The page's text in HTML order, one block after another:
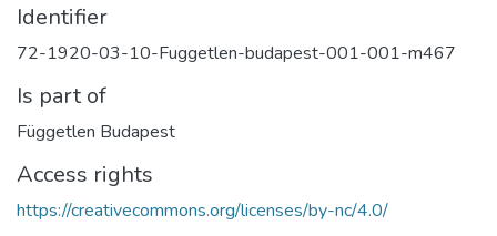
Identifier
72-1920-03-10-Fuggetlen-budapest-001-001-m467
Is part of
Független Budapest
Access rights
https://creativecommons.org/licenses/by-nc/4.0/